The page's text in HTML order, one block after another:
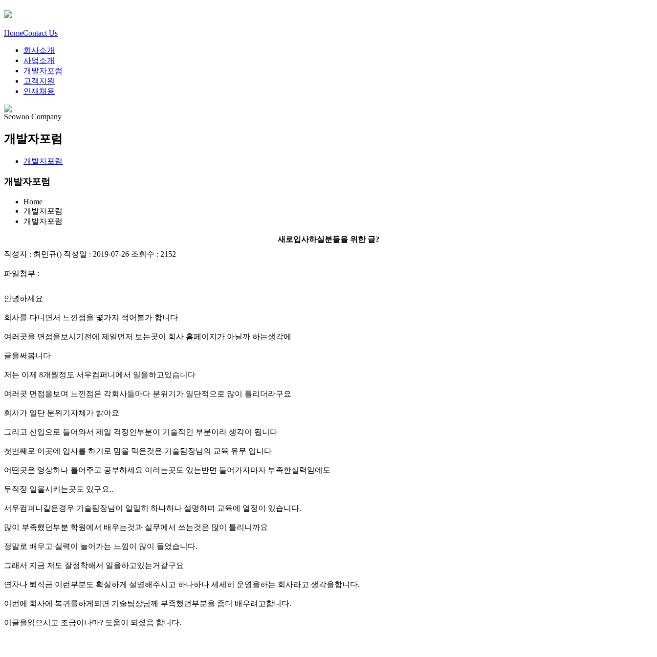
HomeContact Us
회사소개
사업소개
개발자포럼
고객지원
인재채용
Seowoo Company
개발자포럼
개발자포럼
개발자포럼
Home
개발자포럼
개발자포럼
새로입사하실분들을 위한 글?
작성자 : 최민규() 작성일 : 2019-07-26 조회수 : 2152
파일첨부 :
안녕하세요
회사를 다니면서 느낀점을 몇가지 적어볼가 합니다
여러곳을 면접을보시기전에 제일먼저 보는곳이 회사 홈페이지가 아닐까 하는생각에
글을써봅니다
저는 이제 8개월정도 서우컴퍼니에서 일을하고있습니다
여러곳 면접을보며 느낀점은 각회사들마다 분위기가 일단적으로 많이 틀리더라구요
회사가 일단 분위기자체가 밝아요
그리고 신입으로 들어와서 제일 걱정인부분이 기술적인 부분이라 생각이 됩니다
첫번째로 이곳에 입사를 하기로 맘을 먹은것은 기술팀장님의 교육 유무 입니다
어떤곳은 영상하나 틀어주고 공부하세요 이러는곳도 있는반면 들어가자마자 부족한실력임에도
무작정 일을시키는곳도 있구요..
서우컴퍼니같은경우 기술팀장님이 일일히 하나하나 설명하며 교육에 열정이 있습니다.
많이 부족했던부분 학원에서 배우는것과 실무에서 쓰는것은 많이 틀리니까요
정말로 배우고 실력이 늘어가는 느낌이 많이 들었습니다.
그래서 지금 저도 잘정착해서 일을하고있는거같구요
연차나 퇴직금 이런부분도 확실하게 설명해주시고 하나하나 세세히 운영을하는 회사라고 생각을합니다.
이번에 회사에 복귀를하게되면 기술팀장님께 부족했던부분을 좀더 배우려고합니다.
이글을읽으시고 조금이나마? 도움이 되셨음 합니다.